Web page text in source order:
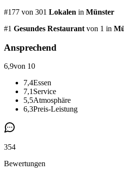
#177 von 301 Lokalen in Münster
#1 Gesundes Restaurant von 1 in
Ansprechend
6,9von 10
7,4Essen
7,1 Service
5,5Atmosphäre
6,3Preis-Leistung
354
Bewertungen